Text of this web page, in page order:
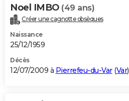
Noel IMBO (49 ans)
Créer une cagnotte obsèques
Naissance
25/12/1959
Décès
12/07/2009 à Pierrefeu-du-Var(Var)